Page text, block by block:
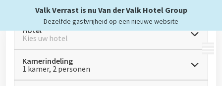
Valk Verrast is nu Van der Valk Hotel Group
Dezelfde gastvrijheid op een nieuwe website
MENU
Hotel
Kies uw hotel
Kamerindeling
1 kamer, 2 personen